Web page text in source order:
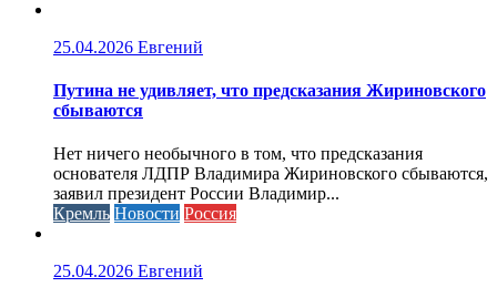
25.04.2026 Евгений
Путина не удивляет, что предсказания Жириновского
сбываются
Нет ничего необычного в том, что предсказания
основателя ЛДПР Владимира Жириновского сбываются,
заявил президент России Владимир...
Кремль Новости Россия
25.04.2026 Евгений